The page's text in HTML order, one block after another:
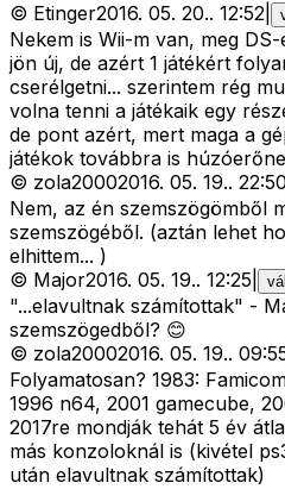
© Etinger2016. 05. 20.. 12:52
Nekem is Wii-m van, meg
jön új, de azért 1 játékért
cserélgetni... szerintem rég
volna tenni a játékaik egy
de pont azért, mert maga a
játékok továbbra is
© zola20002016. 05. 19.. 22:50
Nem, az én szemszögömből
szemszögéből. (aztán lehet
elhittem... )
© Major2016. 05. 19.. 12:25
"...elavultnak számítottak" -
szemszögedből? 😊
© zola20002016. 05. 19..
Folyamatosan? 1983:
1996 n64, 2001 gamecube,
2017re mondják tehát 5 év
más konzoloknál is (kivétel
után elavultnak számítottak)